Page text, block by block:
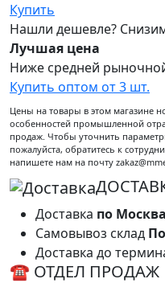
Купить
Нашли дешевле?
Лучшая цена
Ниже средней
Купить оптом от 3 шт.
Цены на товары в этом магазине
особенностей промышленной
продаж. Чтобы уточнить
пожалуйста, обратитесь к
напишете нам на почту
Доставка по
Самовывоз склад
Доставка до
☎ ОТДЕЛ ПРОДАЖ